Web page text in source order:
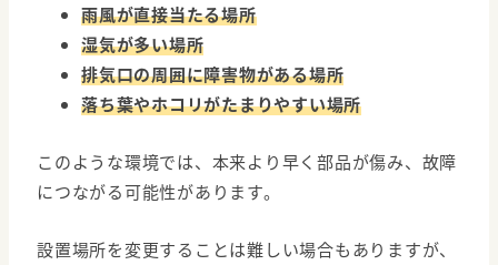
雨風が直接当たる場所
湿気が多い場所
排気口の周囲に障害物がある場所
落ち葉やホコリがたまりやすい場所
このような環境では、本来より早く部品が傷み、故障
につながる可能性があります。
設置場所を変更することは難しい場合もありますが、